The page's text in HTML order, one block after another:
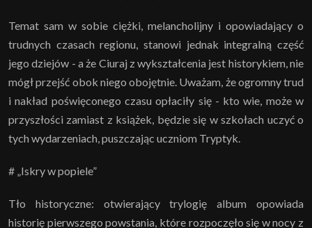
Temat sam w sobie ciężki, melancholijny i opowiadający o
trudnych czasach regionu, stanowi jednak integralną część
jego dziejów - a że Ciuraj z wykształcenia jest historykiem, nie
mógł przejść obok niego obojętnie. Uważam, że ogromny trud
i nakład poświęconego czasu opłaciły się - kto wie, może w
przyszłości zamiast z książek, będzie się w szkołach uczyć o
tych wydarzeniach, puszczając uczniom Tryptyk.
# „Iskry w popiele”
Tło historyczne: otwierający trylogię album opowiada
historię pierwszego powstania, które rozpoczęło się w nocy z